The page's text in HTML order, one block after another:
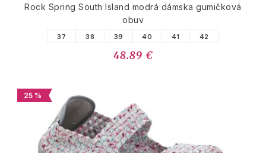
Rock Spring South Island modrá dámska gumičková
obuv
37 38 39 40 41 42
48.89 €
25 %